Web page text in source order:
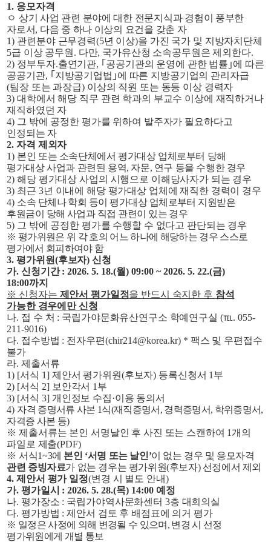
1. 응모자격
ㅇ 상기 사업 관련 분야에 대한 전문지식과 경험이 풍부한
자로서, 다음 중 하나 이상의 요건을 갖춘 자
1) 관련분야 근무경력(5년 이상)을 가진 국가 및 지방자치단체
5급 이상 공무원 . 다만, 국가유산청 소속공무원은 제외한다.
2) 정부투자.출연기관, ｢ 공공기관의 운영에 관한 법률 ｣에 따른
공공기관, ｢ 지방공기업법 ｣에 따른 지방공기업의 관리자급
(팀장 또는 과장급) 이상의 직원 또는 동등 이상 경력자
3)대학에서 해당 직무 관련 학과의 부교수 이상에 재직하거나
재직하였던 자
4) 그 밖에 공정한 평가를 위하여 발주자가 필요하다고
인정되는 자
2.자격 제외자
1) 본인 또는 소속단체에서 평가대상 업체로부터 당해
평가대상 사업과 관련된 용역, 자문, 연구 등을 수행한 경우
2)해당 평가대상 사업의 시행으로 이해당사자가 되는 경우
3) 최근 3년 이내에 해당 평가대상 업체에 재직한 경력이 경우
4) 소속 단체나 학회 등이 평가대상 업체로부터 지원받은
후원금이 당해 사업과 직접 관련이 있는 경우
5) 그 밖에 공정한 평가를 수행할 수 없다고 판단되는 경우
※ 평가위원은 위 각 호의 어느 하나에 해당하는 경우 스스로
평가에서 회피하여야 함
3.평가위원(후보자)신청
가.신청기간: 2026. 5. 18.(월) 09:00 ~ 2026. 5. 22.(금)
18:00까지
※ 신청자는 제안서 평가일정을 반드시 숙지한 후 참석
가능한 경우에만 신청
나. 접 수 처 : 국립가야문화유산연구소 학예연구실 (℡ . 055-
211-9016)
다. 접수방법 : 전자우편(chir214@korea.kr) * 팩스 및 우편접수
불가
라.제출서류
1) [서식 1] 제안서 평가위원(후보자) 등록신청서 1 부
2) [서식 2] 보안각서 1 부
3) [서식 3] 개인정보 수집·이용 동의서
4) 자격 증명서류 사본 1식(재직증명서 , 경력증명서, 학위증명서,
자격증 사본 등)
※제출서류는 본인 서명날인 후 사진 또는 스캔하여 1 개의
파일로 제출(PDF)
※서식1~3에 본인 ‘서명 또는 날인’이 없는 경우 및 응모자격
관련 증빙자료가 없는 경우는 평가위원(후보자) 선정에서 제외
4.제안서 평가 일정(변경 시 별도 안내)
가.평가일시 : 2026. 5. 28.(목) 14:00 예정
나. 평가장소 : 국립가야역사문화센터 3층 대회의실
다. 평가방법 :제안서 검토 후 배점표에 의거 평가
※ 일정은 사정에 의해 변경될 수 있으며 , 변경 시 선정
평가위원에게 개별 통보